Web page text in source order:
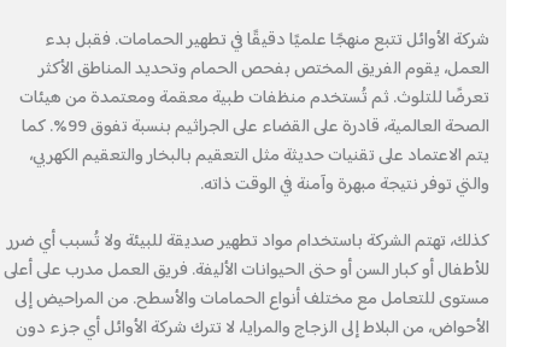
شركة الأوائل تتبع منهجًا علميًا دقيقًا في تطهير الحمامات. فقبل بدء
العمل، يقوم الفريق المختص بفحص الحمام وتحديد المناطق الأكثر
تعرضًا للتلوث. ثم تُستخدم منظفات طبية معقمة ومعتمدة من هيئات
الصحة العالمية، قادرة على القضاء على الجراثيم بنسبة تفوق 99%. كما
يتم الاعتماد على تقنيات حديثة مثل التعقيم بالبخار والتعقيم الكهربي،
والتي توفر نتيجة مبهرة وآمنة في الوقت ذاته.
كذلك، تهتم الشركة باستخدام مواد تطهير صديقة للبيئة ولا تُسبب أي ضرر
للأطفال أو كبار السن أو حتى الحيوانات الأليفة. فريق العمل مدرب على أعلى
مستوى للتعامل مع مختلف أنواع الحمامات والأسطح. من المراحيض إلى
الأحواض، من البلاط إلى الزجاج والمرايا، لا تترك شركة الأوائل أي جزء دون